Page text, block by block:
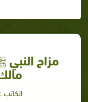
مزاح